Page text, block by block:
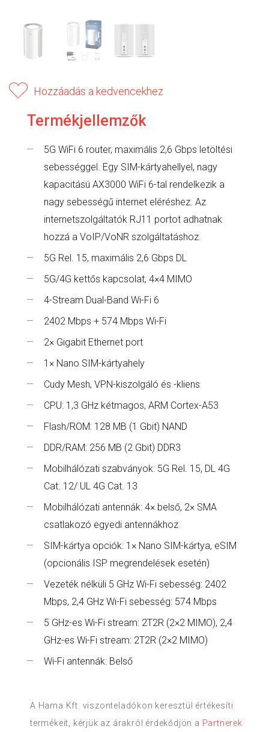
Hozzáadás a kedvencekhez
Termékjellemzők
5G WiFi 6 router, maximális 2,6 Gbps letöltési
sebességgel. Egy SIM-kártyahellyel, nagy
kapacitású AX3000 WiFi 6-tal rendelkezik a
nagy sebességű internet eléréshez. Az
internetszolgáltatók RJ11 portot adhatnak
hozzá a VoIP/VoNR szolgáltatáshoz.
5G Rel. 15, maximális 2,6 Gbps DL
5G/4G kettős kapcsolat, 4×4 MIMO
4-Stream Dual-Band Wi-Fi 6
2402 Mbps + 574 Mbps Wi-Fi
2× Gigabit Ethernet port
1× Nano SIM-kártyahely
Cudy Mesh, VPN-kiszolgáló és -kliens
CPU: 1,3 GHz kétmagos, ARM Cortex-A53
Flash/ROM: 128 MB (1 Gbit) NAND
DDR/RAM: 256 MB (2 Gbit) DDR3
Mobilhálózati szabványok: 5G Rel. 15, DL 4G
Cat. 12/ UL 4G Cat. 13
Mobilhálózati antennák: 4× belső, 2× SMA
csatlakozó egyedi antennákhoz
SIM-kártya opciók: 1× Nano SIM-kártya, eSIM
(opcionális ISP megrendelések esetén)
Vezeték nélküli 5 GHz Wi-Fi sebesség: 2402
Mbps, 2,4 GHz Wi-Fi sebesség: 574 Mbps
5 GHz-es Wi-Fi stream: 2T2R (2×2 MIMO), 2,4
GHz-es Wi-Fi stream: 2T2R (2×2 MIMO)
Wi-Fi antennák: Belső
A Hama Kft. viszonteladókon keresztül értékesíti
termékeit, kérjük az árakról érdekődjön a Partnerek